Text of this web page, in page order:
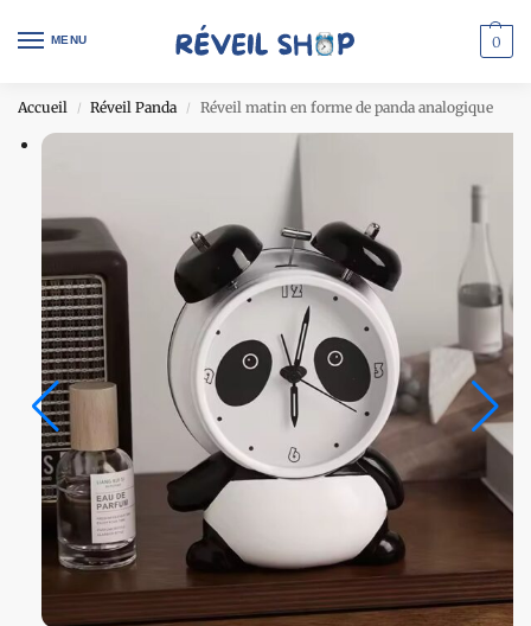
MENU 0
Accueil / Réveil Panda / Réveil matin en forme de panda analogique